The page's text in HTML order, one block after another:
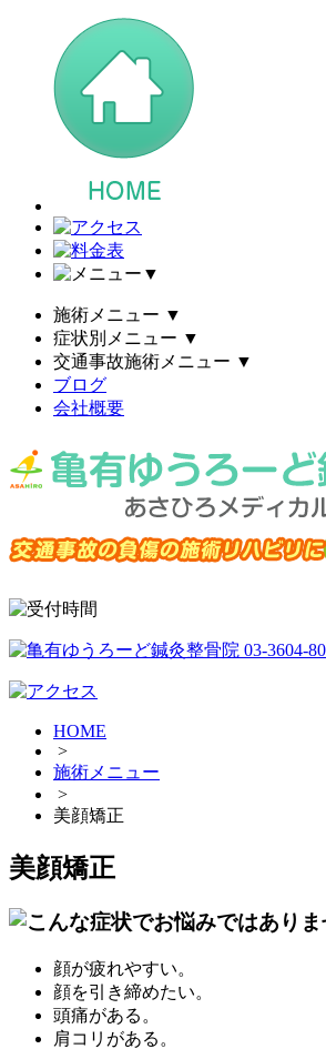
▼
施術メニュー ▼
症状別メニュー ▼
交通事故施術メニュー ▼
ブログ
会社概要
HOME
>
施術メニュー
>
美顔矯正
美顔矯正
顔が疲れやすい。
顔を引き締めたい。
頭痛がある。
肩コリがある。